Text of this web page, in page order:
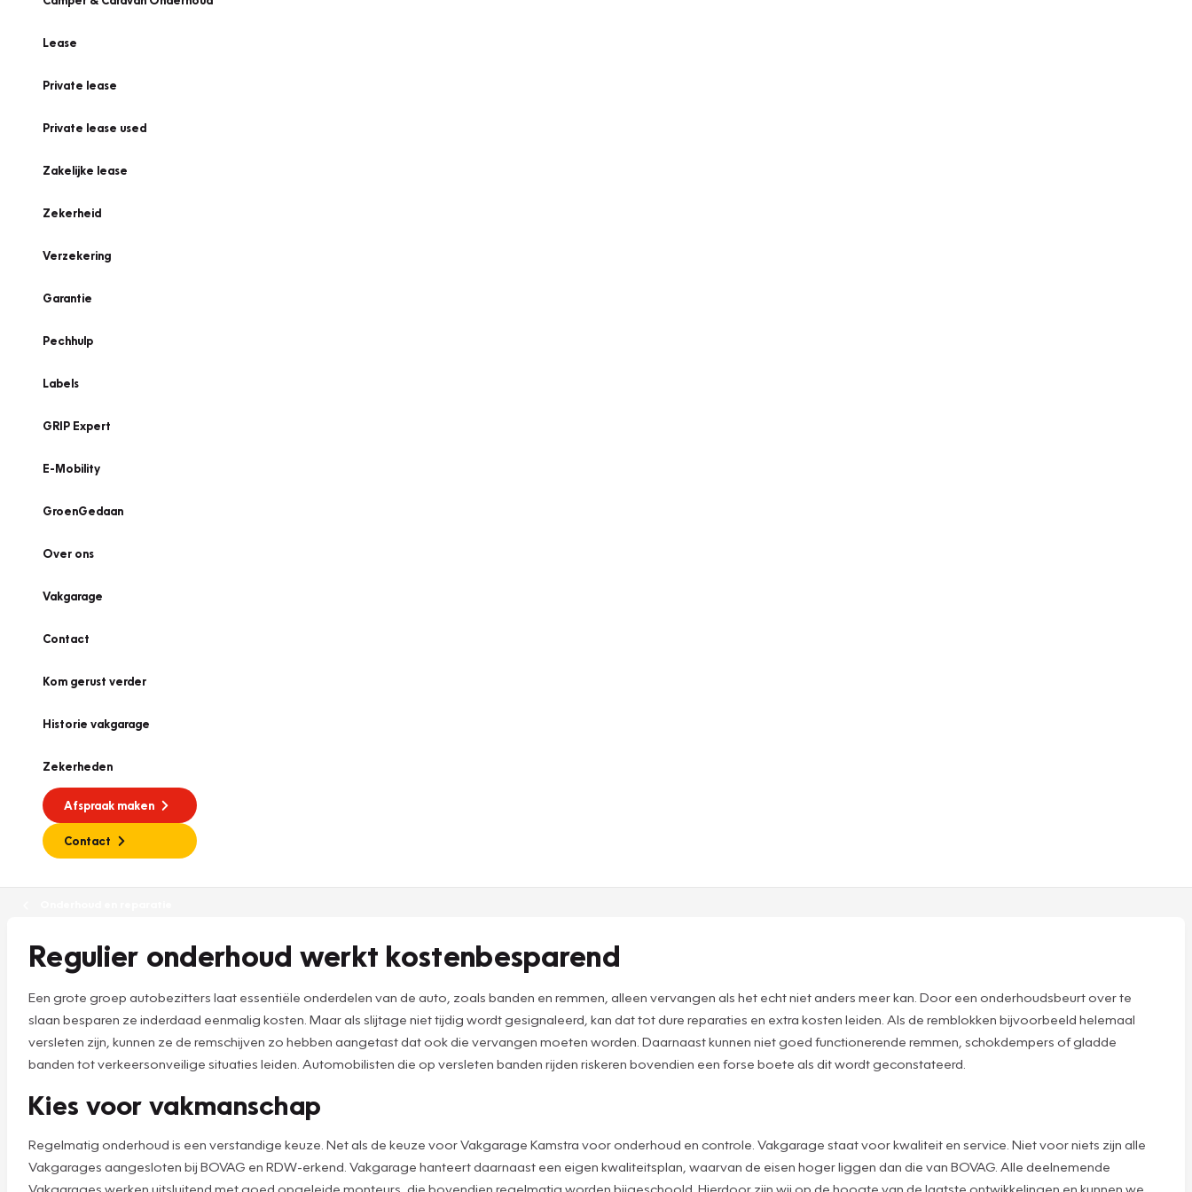
Lease
Private lease
Private lease used
Zakelijke lease
Zekerheid
Verzekering
Garantie
Pechhulp
Labels
GRIP Expert
E-Mobility
GroenGedaan
Over ons
Vakgarage
Contact
Kom gerust verder
Historie vakgarage
Zekerheden
Afspraak maken
Contact
Regulier onderhoud werkt kostenbesparend
Een grote groep autobezitters laat essentiële onderdelen van de auto, zoals banden en remmen, alleen vervangen als het echt niet anders meer kan. Door een onderhoudsbeurt over te
slaan besparen ze inderdaad eenmalig kosten. Maar als slijtage niet tijdig wordt gesignaleerd, kan dat tot dure reparaties en extra kosten leiden. Als de remblokken bijvoorbeeld helemaal
versleten zijn, kunnen ze de remschijven zo hebben aangetast dat ook die vervangen moeten worden. Daarnaast kunnen niet goed functionerende remmen, schokdempers of gladde
banden tot verkeersonveilige situaties leiden. Automobilisten die op versleten banden rijden riskeren bovendien een forse boete als dit wordt geconstateerd.
Kies voor vakmanschap
Regelmatig onderhoud is een verstandige keuze. Net als de keuze voor Vakgarage Kamstra voor onderhoud en controle. Vakgarage staat voor kwaliteit en service. Niet voor niets zijn alle
Vakgarages aangesloten bij BOVAG en RDW-erkend. Vakgarage hanteert daarnaast een eigen kwaliteitsplan, waarvan de eisen hoger liggen dan die van BOVAG. Alle deelnemende
Vakgarages werken uitsluitend met goed opgeleide monteurs, die bovendien regelmatig worden bijgeschoold. Hierdoor zijn wij op de hoogte van de laatste ontwikkelingen en kunnen we